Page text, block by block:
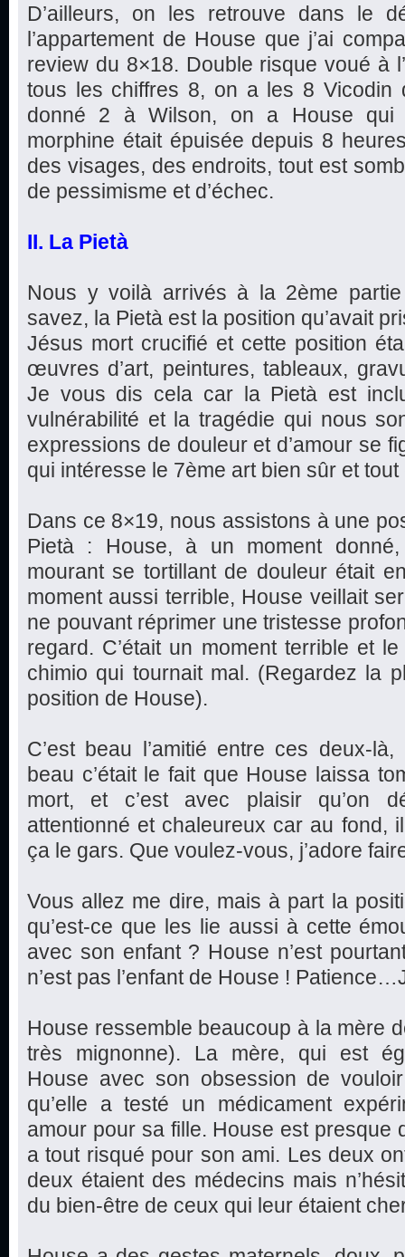
D’ailleurs, on les retrouve dans le
l’appartement de House que j’ai
review du 8×18. Double risque voué à
tous les chiffres 8, on a les 8 Vicodin
donné 2 à Wilson, on a House qui
morphine était épuisée depuis 8
des visages, des endroits, tout est
de pessimisme et d’échec.
II. La Pietà
Nous y voilà arrivés à la 2ème
savez, la Pietà est la position qu’avait
Jésus mort crucifié et cette position
œuvres d’art, peintures, tableaux,
Je vous dis cela car la Pietà est
vulnérabilité et la tragédie qui nous
expressions de douleur et d’amour se
qui intéresse le 7ème art bien sûr et
Dans ce 8×19, nous assistons à une
Pietà : House, à un moment
mourant se tortillant de douleur était
moment aussi terrible, House veillait
ne pouvant réprimer une tristesse
regard. C’était un moment terrible et
chimio qui tournait mal. (Regardez la
position de House).
C’est beau l’amitié entre ces deux-
beau c’était le fait que House laissa
mort, et c’est avec plaisir qu’on
attentionné et chaleureux car au fond,
ça le gars. Que voulez-vous, j’adore
Vous allez me dire, mais à part la
qu’est-ce que les lie aussi à cette
avec son enfant ? House n’est
n’est pas l’enfant de House !
House ressemble beaucoup à la mère
très mignonne). La mère, qui est
House avec son obsession de
qu’elle a testé un médicament
amour pour sa fille. House est presque
a tout risqué pour son ami. Les deux
deux étaient des médecins mais
du bien-être de ceux qui leur étaient